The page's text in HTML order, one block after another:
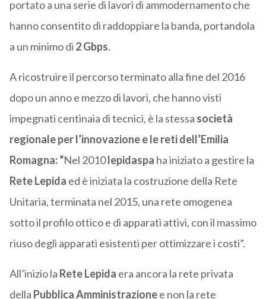
portato a una serie di lavori di ammodernamento che
hanno consentito di raddoppiare la banda, portandola
a un minimo di 2 Gbps.
A ricostruire il percorso terminato alla fine del 2016
dopo un anno e mezzo di lavori, che hanno visti
impegnati centinaia di tecnici, è la stessa società
regionale per l’innovazione e le reti dell’Emilia
Romagna: “Nel 2010lepidaspa ha iniziato a gestire la
Rete Lepida ed è iniziata la costruzione della Rete
Unitaria, terminata nel 2015, una rete omogenea
sotto il profilo ottico e di apparati attivi, con il massimo
riuso degli apparati esistenti per ottimizzare i costi”.
All’inizio la Rete Lepida era ancora la rete privata
della Pubblica Amministrazionee non la rete